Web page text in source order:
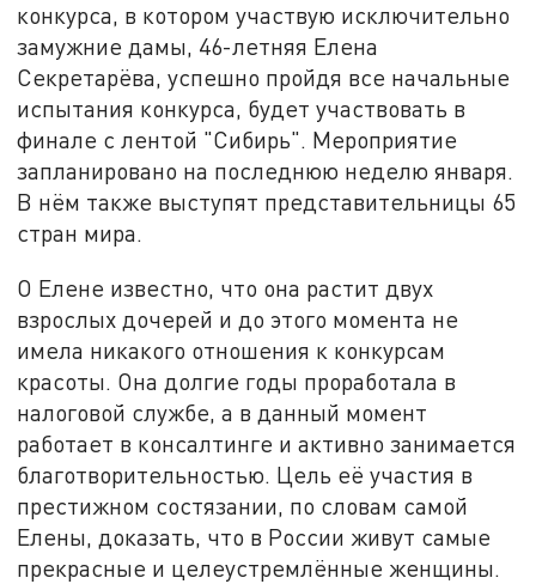
конкурса, в котором участвую исключительно
замужние дамы, 46-летняя Елена
Секретарёва, успешно пройдя все начальные
испытания конкурса, будет участвовать в
финале с лентой "Сибирь". Мероприятие
запланировано на последнюю неделю января.
В нём также выступят представительницы 65
стран мира.
О Елене известно, что она растит двух
взрослых дочерей и до этого момента не
имела никакого отношения к конкурсам
красоты. Она долгие годы проработала в
налоговой службе, а в данный момент
работает в консалтинге и активно занимается
благотворительностью. Цель её участия в
престижном состязании, по словам самой
Елены, доказать, что в России живут самые
прекрасные и целеустремлённые женщины.